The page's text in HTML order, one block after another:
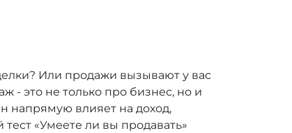
Или продажи вызывают у вас
- это не только про бизнес, но и
напрямую влияет на доход,
«Умеете ли вы продавать»